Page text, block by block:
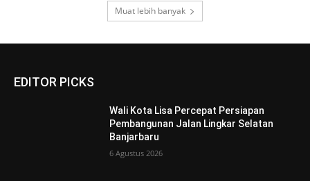
Muat lebih banyak
EDITOR PICKS
Wali Kota Lisa Percepat Persiapan
Pembangunan Jalan Lingkar Selatan
Banjarbaru
6 Agustus 2026